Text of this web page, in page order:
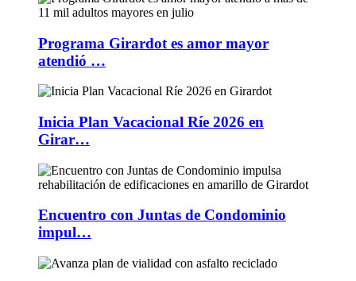
Programa Girardot es amor mayor
atendió …
Inicia Plan Vacacional Ríe 2026 en
Girar…
Encuentro con Juntas de Condominio
impul…